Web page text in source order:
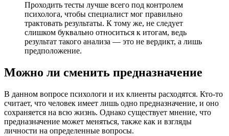
Проходить тесты лучше всего под контролем
психолога, чтобы специалист мог правильно
трактовать результаты. К тому же, не следует
слишком буквально относиться к итогам, ведь
результат такого анализа — это не вердикт, а лишь
предположение.
Можно ли сменить предназначение
В данном вопросе психологи и их клиенты расходятся. Кто-то
считает, что человек имеет лишь одно предназначение, и оно
сохраняется на всю жизнь. Однако существует мнение, что
предназначение может меняться, также как и взгляды
личности на определенные вопросы.